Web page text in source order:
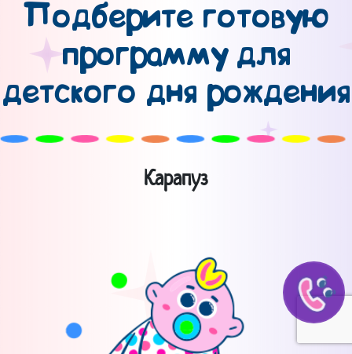
Подберите готовую
программу для
детского дня рождения
Карапуз